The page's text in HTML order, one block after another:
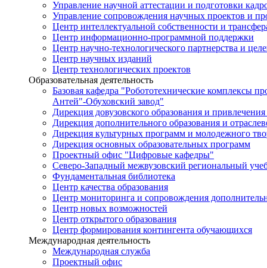
Управление научной аттестации и подготовки
Управление сопровождения научных проектов и
Центр интеллектуальной собственности и
Центр информационно-программной поддержки
Центр научно-технологического партнерства и
Центр научных изданий
Центр технологических проектов
Образовательная деятельность
Базовая кафедра "Робототехнические комплексы
Антей"-Обуховский завод"
Дирекция довузовского образования и привлечения
Дирекция дополнительного образования и
Дирекция культурных программ и молодежного
Дирекция основных образовательных программ
Проектный офис "Цифровые кафедры"
Северо-Западный межвузовский региональный
Фундаментальная библиотека
Центр качества образования
Центр мониторинга и сопровождения
Центр новых возможностей
Центр открытого образования
Центр формирования контингента обучающихся
Международная деятельность
Международная служба
Проектный офис